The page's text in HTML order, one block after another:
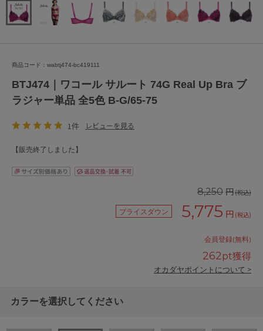
商品コード：wabtj474-bc419111
BTJ474｜ワコール サルート 74G Real Up Bra ブ
ラジャー単品 全5色 B-G/65-75
1件 レビューを見る
【販売終了しました】
8,250 円(税込)
プライスダウン 5,775 円 (税込)
会員登録(無料)
262pt獲得
オカダヤポイントについて >
カラーを選択してください